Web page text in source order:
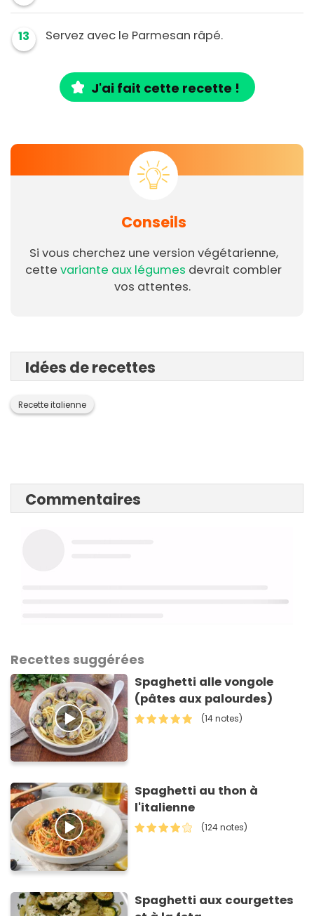
13 Servez avec le Parmesan râpé.
J'ai fait cette recette !
Conseils
Si vous cherchez une version végétarienne,
cette variante aux légumes devrait combler
vos attentes.
Idées de recettes
Recette italienne
Commentaires
Recettes suggérées
Spaghetti alle vongole
(pâtes aux palourdes)
(14 notes)
Spaghetti au thon à
l'italienne
(124 notes)
Spaghetti aux courgettes